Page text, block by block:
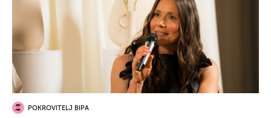
POKROVITELJ BIPA